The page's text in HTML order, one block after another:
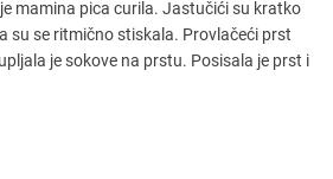
mamina pica curila. Jastučići su kratko
su se ritmično stiskala. Provlačeći prst
je sokove na prstu. Posisala je prst i